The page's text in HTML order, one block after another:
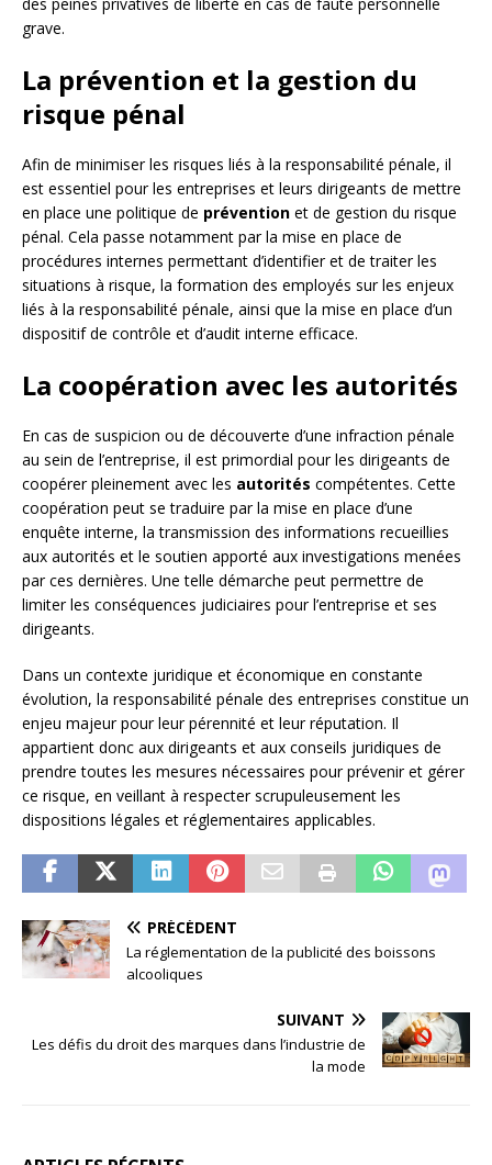
grave.
La prévention et la gestion du
risque pénal
Afin de minimiser les risques liés à la responsabilité pénale, il
est essentiel pour les entreprises et leurs dirigeants de mettre
en place une politique de prévention et de gestion du risque
pénal. Cela passe notamment par la mise en place de
procédures internes permettant d’identifier et de traiter les
situations à risque, la formation des employés sur les enjeux
liés à la responsabilité pénale, ainsi que la mise en place d’un
dispositif de contrôle et d’audit interne efficace.
La coopération avec les autorités
En cas de suspicion ou de découverte d’une infraction pénale
au sein de l’entreprise, il est primordial pour les dirigeants de
coopérer pleinement avec les autorités compétentes. Cette
coopération peut se traduire par la mise en place d’une
enquête interne, la transmission des informations recueillies
aux autorités et le soutien apporté aux investigations menées
par ces dernières. Une telle démarche peut permettre de
limiter les conséquences judiciaires pour l’entreprise et ses
dirigeants.
Dans un contexte juridique et économique en constante
évolution, la responsabilité pénale des entreprises constitue un
enjeu majeur pour leur pérennité et leur réputation. Il
appartient donc aux dirigeants et aux conseils juridiques de
prendre toutes les mesures nécessaires pour prévenir et gérer
ce risque, en veillant à respecter scrupuleusement les
dispositions légales et réglementaires applicables.
PRÉCÉDENT
La réglementation de la publicité des boissons
alcooliques
SUIVANT
Les défis du droit des marques dans l’industrie de
la mode